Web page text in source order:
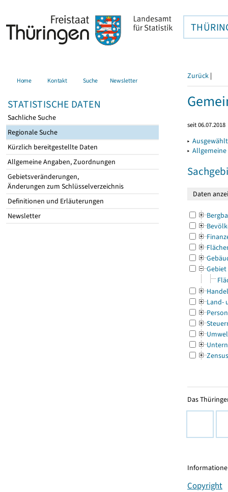
Home Kontakt Suche Newsletter
STATISTISCHE DATEN
Sachliche Suche
Regionale Suche
Kürzlich bereitgestellte Daten
Allgemeine Angaben, Zuordnungen
Gebietsveränderungen,
Änderungen zum Schlüsselverzeichnis
Definitionen und Erläuterungen
Newsletter
Zurück |
seit 06.07.2018
▸
▸
Gebiet
Land-
Zensus
Das
Copyright